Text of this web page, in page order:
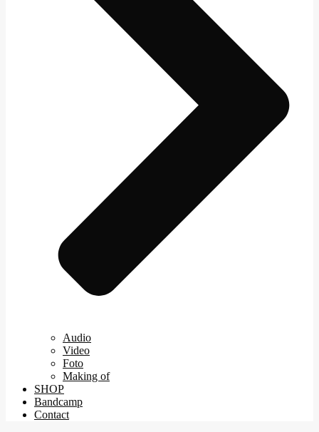
Audio
Video
Foto
Making of
SHOP
Bandcamp
Contact